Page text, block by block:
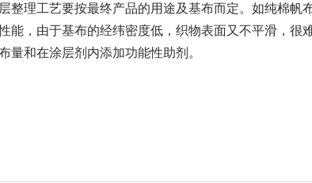
整理工艺要按最终产品的用途及基布而定。如纯棉帆
能，由于基布的经纬密度低，织物表面又不平滑，很
量和在涂层剂内添加功能性助剂。